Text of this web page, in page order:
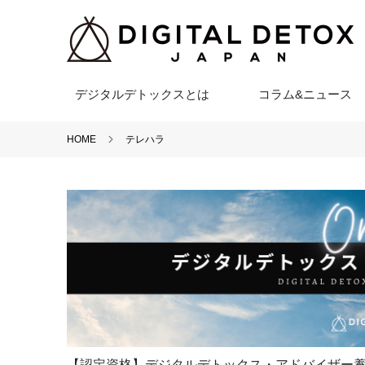
デジタルデトックスとは コラム&ニュース
HOME テレハラ